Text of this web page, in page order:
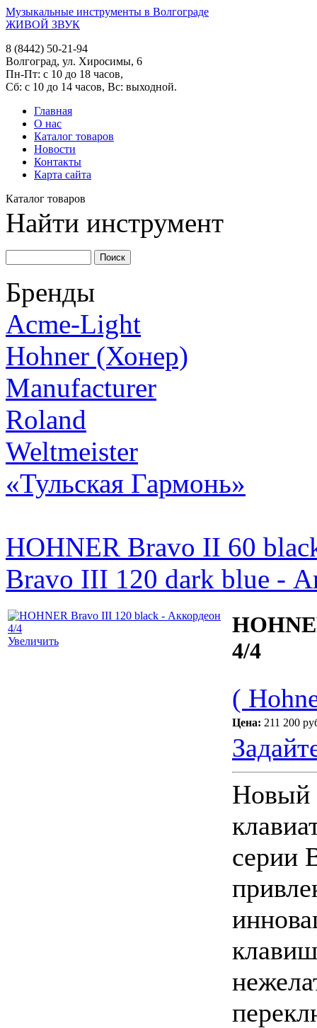
Музыкальные инструменты в Волгограде
ЖИВОЙ ЗВУК
8 (8442) 50-21-94
Волгоград, ул. Хиросимы, 6
Пн-Пт: с 10 до 18 часов,
Сб: с 10 до 14 часов, Вс: выходной.
Главная
О нас
Каталог товаров
Новости
Контакты
Карта сайта
Каталог товаров
Найти инструмент
Бренды
Acme-Light
Hohner (Хонер)
Manufacturer
Roland
Weltmeister
«Тульская Гармонь»
HOHNER Bravo II 60
Bravo III 120 dark blue -
Увеличить
4/4
(
Цена: 211 200
Новый
серии